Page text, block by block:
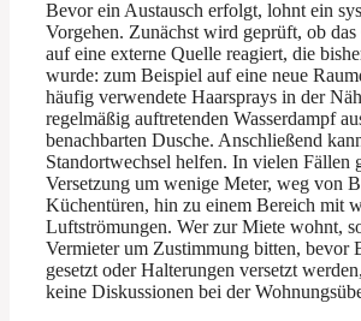
Bevor ein Austausch erfolgt, lohnt ein
Vorgehen. Zunächst wird geprüft, ob
auf eine externe Quelle reagiert, die
wurde: zum Beispiel auf eine neue
häufig verwendete Haarsprays in der
regelmäßig auftretenden Wasserdampf
benachbarten Dusche. Anschließend
Standortwechsel helfen. In vielen Fällen
Versetzung um wenige Meter, weg von
Küchentüren, hin zu einem Bereich mit
Luftströmungen. Wer zur Miete wohnt,
Vermieter um Zustimmung bitten, bevor
gesetzt oder Halterungen versetzt
keine Diskussionen bei der